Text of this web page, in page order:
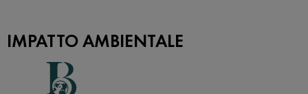
IMPATTO AMBIENTALE